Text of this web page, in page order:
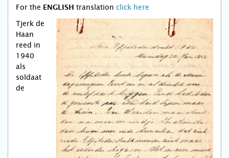
For the ENGLISH translation click here
Tjerk de
Haan
reed in
1940
als
soldaat
de